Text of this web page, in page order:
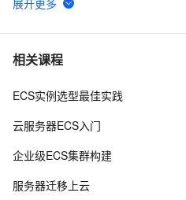
6 Asp中如何设计跨越域的Cookie
7 asp.net 返回上一页的实现方法小
8 一起谈.NET技术，ASP.NET
10ASP备份数据库
相关课程
ECS实例选型最佳实践
云服务器ECS入门
企业级ECS集群构建
服务器迁移上云